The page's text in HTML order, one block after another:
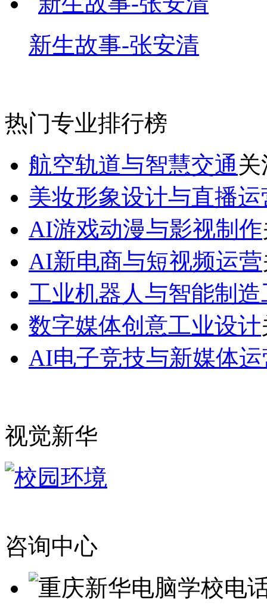
新生故事-张安清
热门专业排行榜
航空轨道与智慧交通
美妆形象设计与直播运
AI游戏动漫与影视制作
AI新电商与短视频运营
工业机器人与智能制造
数字媒体创意工业设计
AI电子竞技与新媒体
视觉新华
咨询中心